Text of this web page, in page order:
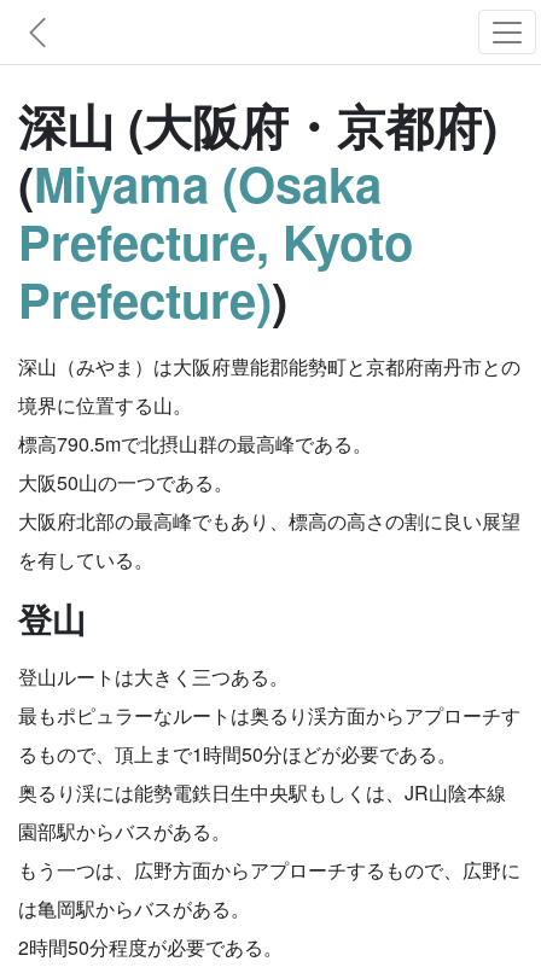
深山 (大阪府・京都府)
(Miyama (Osaka
Prefecture, Kyoto
Prefecture))
深山（みやま）は大阪府豊能郡能勢町と京都府南丹市との
境界に位置する山。
標高790.5mで北摂山群の最高峰である。
大阪50山の一つである。
大阪府北部の最高峰でもあり、標高の高さの割に良い展望
を有している。
登山
登山ルートは大きく三つある。
最もポピュラーなルートは奥るり渓方面からアプローチす
るもので、頂上まで1時間50分ほどが必要である。
奥るり渓には能勢電鉄日生中央駅もしくは、JR山陰本線
園部駅からバスがある。
もう一つは、広野方面からアプローチするもので、広野に
は亀岡駅からバスがある。
2時間50分程度が必要である。